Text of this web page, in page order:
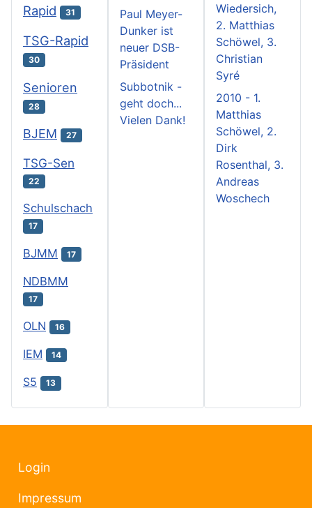
Rapid 31
TSG-Rapid
30
Senioren
28
BJEM 27
TSG-Sen
22
Schulschach
17
BJMM 17
NDBMM
17
OLN 16
IEM 14
S5 13
Paul Meyer-
Dunker ist
neuer DSB-
Präsident
Subbotnik -
geht doch...
Vielen Dank!
Wiedersich,
2. Matthias
Schöwel, 3.
Christian
Syré
2010 - 1.
Matthias
Schöwel, 2.
Dirk
Rosenthal, 3.
Andreas
Woschech
Login
Impressum